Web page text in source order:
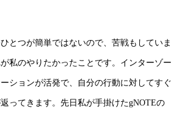
ツ
とつが簡単ではないので、苦戦もしていま
私のやりたかったことです。インターゾー
ションが活発で、自分の行動に対してすぐ
ってきます。先日私が手掛けたgNOTEの